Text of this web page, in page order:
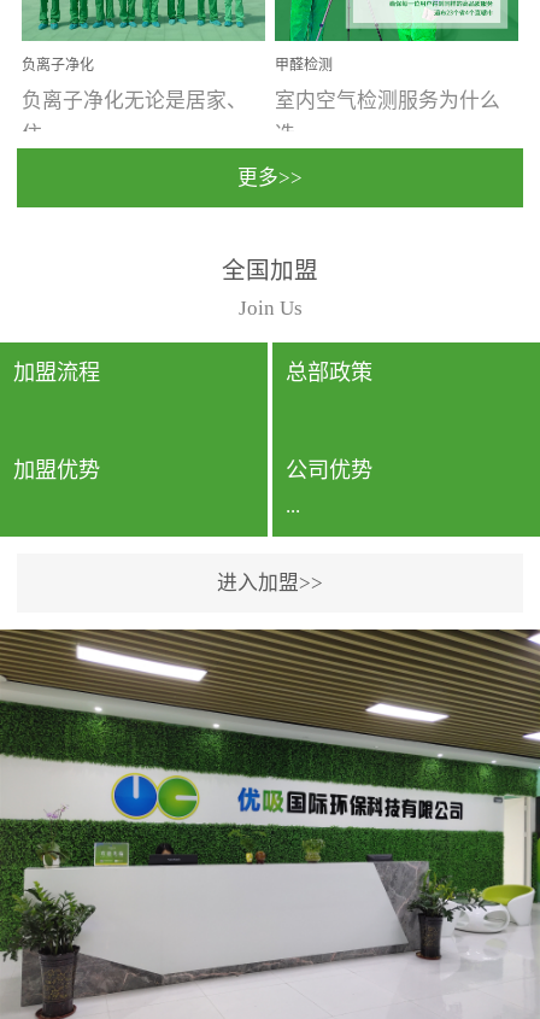
大量霉菌的...
些都是汽...
负离子净化
负离子净化无论是居家、
住...
动，人类长时间停留的室
内空间都有整体消毒的需
要。因为空间内人流携带
的、空气...
甲醛检测
室内空气检测服务为什么
选...
行国家规定的标准检测方
法，空气采样量准确，检
测结果可靠，远胜于其他
检测...
更多>>
全国加盟
Join Us
加盟流程 总部政策
加盟优势 公司优势
...
专利保护优势、双甲资质
企业（“室内环境净化治理
甲级施工资质”“室内环境
污染治理资质等级证
书”）、拥有多名高级《环
境工程高级工程师》室内
空气治理资格认证的治理
人员、掌握室内空气净化
治理实用技术和五项专利
技术、八项计算机软件著
作权登记证书等。研发实
进入加盟>>